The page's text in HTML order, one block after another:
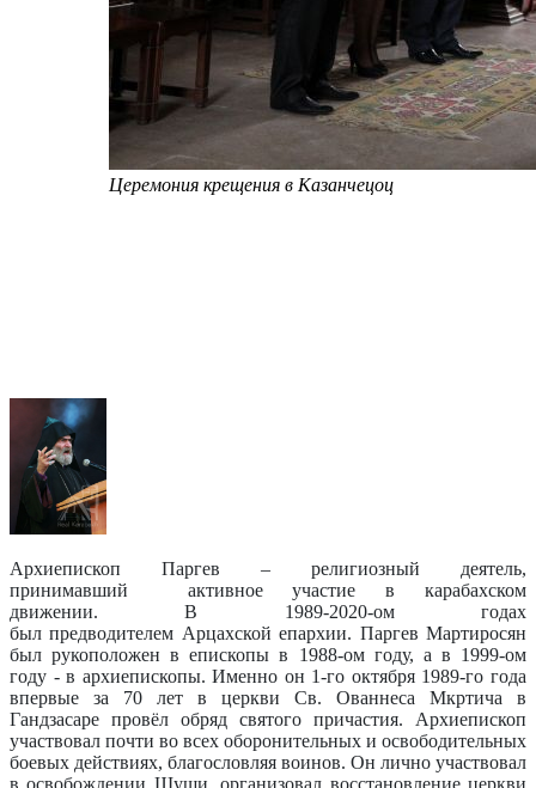
Церемония крещения в Казанчецоц
Архиепископ Паргев – религиозный деятель,
принимавший активное участие в карабахском
движении. В 1989-2020-ом годах
был предводителем Арцахской епархии. Паргев Мартиросян
был рукоположен в епископы в 1988-ом году, а в 1999-ом
году - в архиепископы. Именно он 1-го октября 1989-го года
впервые за 70 лет в церкви Св. Ованнеса Мкртича в
Гандзасаре провёл обряд святого причастия. Архиепископ
участвовал почти во всех оборонительных и освободительных
боевых действиях, благословляя воинов. Он лично участвовал
в освобождении Шуши, организовал восстановление церкви